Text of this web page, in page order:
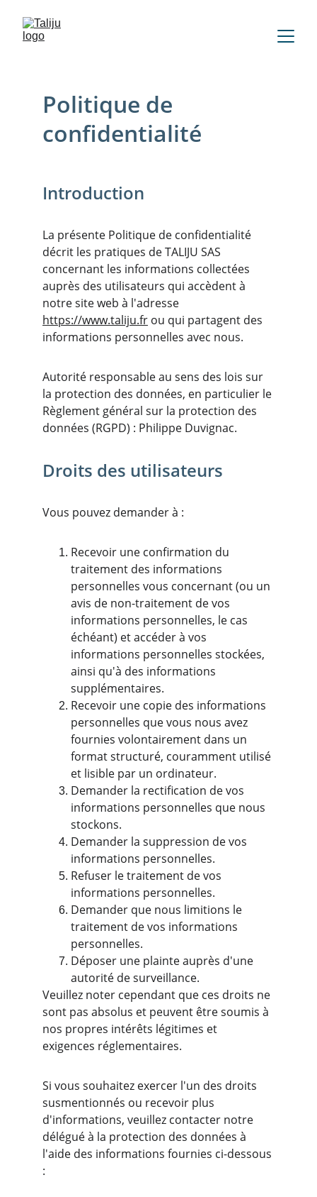
Politique de
confidentialité
Introduction
La présente Politique de confidentialité
décrit les pratiques de TALIJU SAS
concernant les informations collectées
auprès des utilisateurs qui accèdent à
notre site web à l'adresse
https://www.taliju.fr ou qui partagent des
informations personnelles avec nous.
Autorité responsable au sens des lois sur
la protection des données, en particulier le
Règlement général sur la protection des
données (RGPD) : Philippe Duvignac.
Droits des utilisateurs
Vous pouvez demander à :
Recevoir une confirmation du
traitement des informations
personnelles vous concernant (ou un
avis de non-traitement de vos
informations personnelles, le cas
échéant) et accéder à vos
informations personnelles stockées,
ainsi qu'à des informations
supplémentaires.
Recevoir une copie des informations
personnelles que vous nous avez
fournies volontairement dans un
format structuré, couramment utilisé
et lisible par un ordinateur.
Demander la rectification de vos
informations personnelles que nous
stockons.
Demander la suppression de vos
informations personnelles.
Refuser le traitement de vos
informations personnelles.
Demander que nous limitions le
traitement de vos informations
personnelles.
Déposer une plainte auprès d'une
autorité de surveillance.
Veuillez noter cependant que ces droits ne
sont pas absolus et peuvent être soumis à
nos propres intérêts légitimes et
exigences réglementaires.
Si vous souhaitez exercer l'un des droits
susmentionnés ou recevoir plus
d'informations, veuillez contacter notre
délégué à la protection des données à
l'aide des informations fournies ci-dessous
: